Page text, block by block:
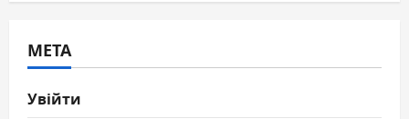
МЕТА
Увійти